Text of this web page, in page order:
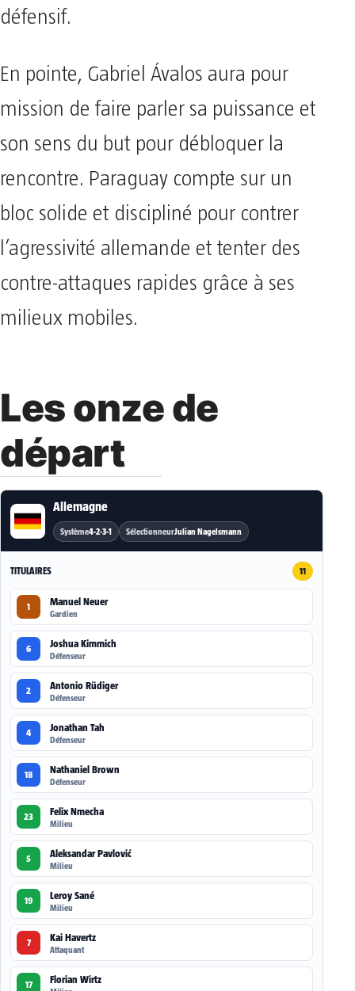
défensif.
En pointe, Gabriel Ávalos aura pour
mission de faire parler sa puissance et
son sens du but pour débloquer la
rencontre. Paraguay compte sur un
bloc solide et discipliné pour contrer
l’agressivité allemande et tenter des
contre-attaques rapides grâce à ses
milieux mobiles.
Les onze de
départ
Allemagne
Système4-2-3-1 SélectionneurJulian Nagelsmann
TITULAIRES 11
1 Manuel Neuer
Gardien
6 Joshua Kimmich
Défenseur
2 Antonio Rüdiger
Défenseur
4 Jonathan Tah
Défenseur
18 Nathaniel Brown
Défenseur
23 Felix Nmecha
Milieu
5 Aleksandar Pavlović
Milieu
19 Leroy Sané
Milieu
7 Kai Havertz
Attaquant
17 Florian Wirtz